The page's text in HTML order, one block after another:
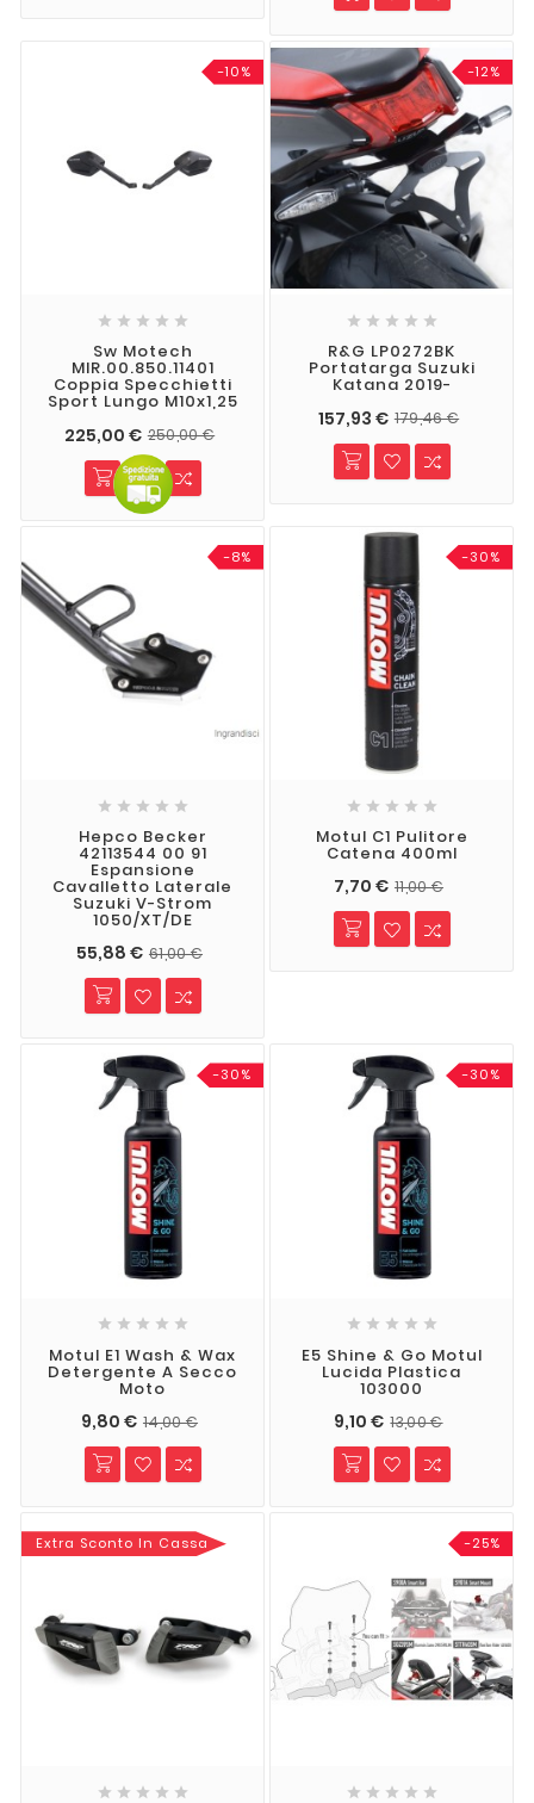
-10%
    
Sw Motech
MIR.00.850.11401
Coppia Specchietti
Sport Lungo M10x1,25
225,00 € 250,00 €
-12%
    
R&G LP0272BK
Portatarga Suzuki
Katana 2019-
157,93 € 179,46 €
-8%
    
Hepco Becker
42113544 00 91
Espansione
Cavalletto Laterale
Suzuki V-Strom
1050/XT/DE
55,88 € 61,00 €
-30%
    
Motul C1 Pulitore
Catena 400ml
7,70 € 11,00 €
-30%
    
Motul E1 Wash & Wax
Detergente A Secco
Moto
9,80 € 14,00 €
-30%
    
E5 Shine & Go Motul
Lucida Plastica
103000
9,10 € 13,00 €
Extra Sconto In Cassa
    
-25%
    